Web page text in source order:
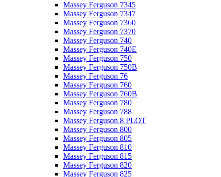
Massey Ferguson 7345
Massey Ferguson 7347
Massey Ferguson 7360
Massey Ferguson 7370
Massey Ferguson 740
Massey Ferguson 740E
Massey Ferguson 750
Massey Ferguson 750B
Massey Ferguson 76
Massey Ferguson 760
Massey Ferguson 760B
Massey Ferguson 780
Massey Ferguson 788
Massey Ferguson 8 PLOT
Massey Ferguson 800
Massey Ferguson 805
Massey Ferguson 810
Massey Ferguson 815
Massey Ferguson 820
Massey Ferguson 825